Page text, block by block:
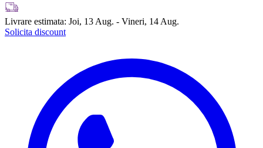
Livrare estimata: Joi, 13 Aug. - Vineri, 14 Aug.
Solicita discount